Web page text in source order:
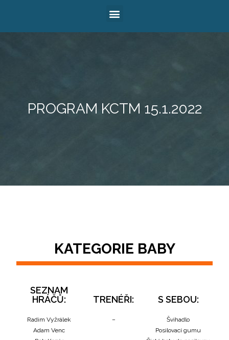
PROGRAM KCTM 15.1.2022
KATEGORIE BABY
SEZNAM
HRÁČŮ:
TRENÉŘI: S SEBOU:
Radim Vyžrálek
Adam Venc
–
Švihadlo
Posilovací gumu